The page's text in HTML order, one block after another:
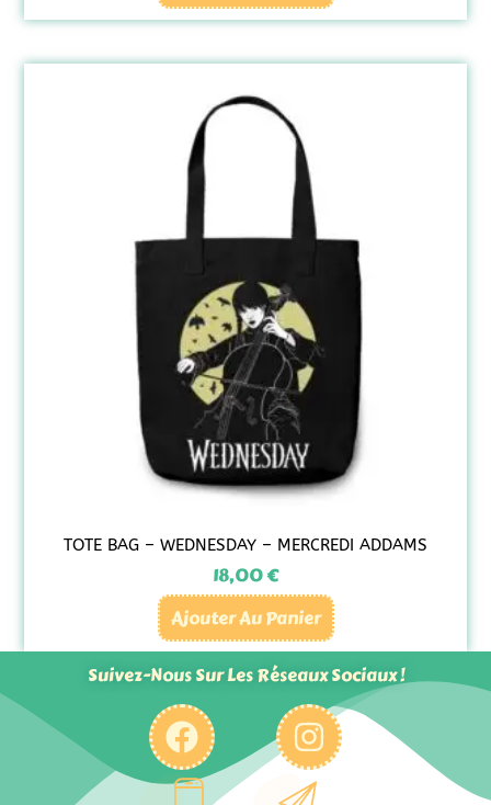
TOTE BAG – WEDNESDAY – MERCREDI ADDAMS
18,00€
Ajouter Au Panier
Suivez-Nous Sur Les Réseaux Sociaux !